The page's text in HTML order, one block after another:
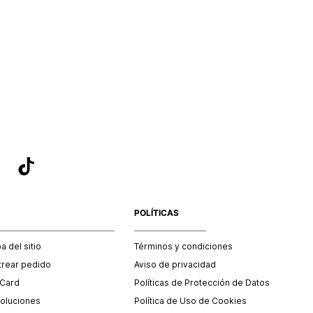
del sitio
pedido
POLÍTICAS
Términos y condiciones
Aviso de privacidad
Políticas de Protección de Datos
Política de Uso de Cookies